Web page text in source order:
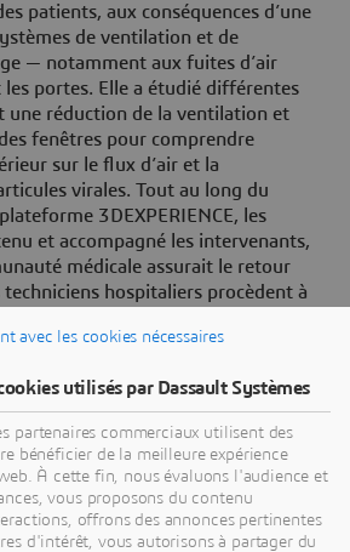
patients, aux conséquences d’une
de ventilation et de
— notamment aux fuites d’air
les portes. Elle a étudié différentes
une réduction de la ventilation et
fenêtres pour comprendre
sur le flux d’air et la
virales. Tout au long du
3DEXPERIENCE, les
et accompagné les intervenants,
médicale assurait le retour
techniciens hospitaliers procèdent à
locales dans le but de valider les
largement utilisé dans les industries
a déjà joué un rôle clé au
OPEN COVID-19 du
en améliorant la conception
individuelle (EPI). Pour plus
projets issus des initiatives du Lab
avec les cookies nécessaires
utilisés par Dassault Systèmes
partenaires commerciaux utilisent des
bénéficier de la meilleure expérience
À cette fin, nous évaluons l'audience et
vous proposons du contenu
offrons des annonces pertinentes
d'intérêt, vous autorisons à partager du